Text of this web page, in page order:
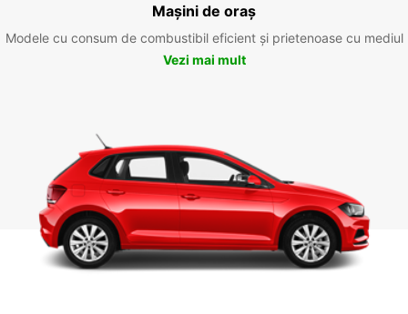
Mașini de oraș
Modele cu consum de combustibil eficient și prietenoase cu mediul
Vezi mai mult